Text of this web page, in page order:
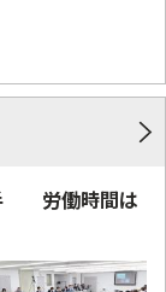
手 労働時間は